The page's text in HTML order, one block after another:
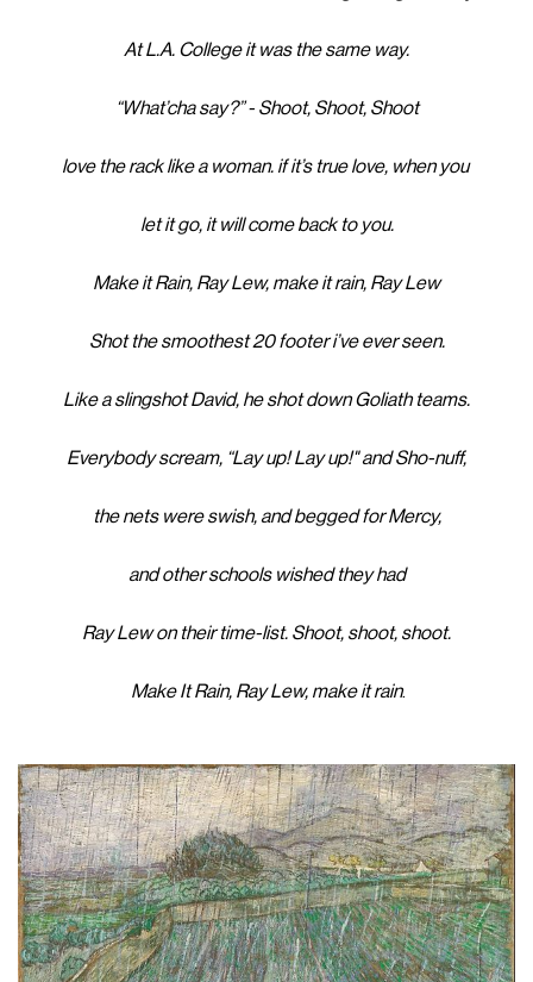
At L.A. College it was the same way.
“What’cha say?” - Shoot, Shoot, Shoot
love the rack like a woman. if it’s true love, when you
let it go, it will come back to you.
Make it Rain, Ray Lew, make it rain, Ray Lew
Shot the smoothest 20 footer i’ve ever seen.
Like a slingshot David, he shot down Goliath teams.
Everybody scream, “Lay up! Lay up!" and Sho-nuff,
the nets were swish, and begged for Mercy,
and other schools wished they had
Ray Lew on their time-list. Shoot, shoot, shoot.
Make It Rain, Ray Lew, make it rain.